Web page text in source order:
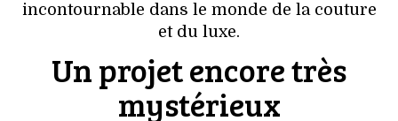
incontournable dans le monde de la couture
et du luxe.
Un projet encore très
mystérieux